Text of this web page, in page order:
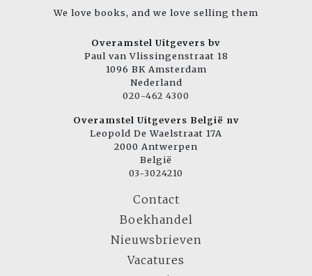
We love books, and we love selling them
Overamstel Uitgevers bv
Paul van Vlissingenstraat 18
1096 BK Amsterdam
Nederland
020-462 4300
Overamstel Uitgevers België nv
Leopold De Waelstraat 17A
2000 Antwerpen
België
03-3024210
Contact
Boekhandel
Nieuwsbrieven
Vacatures